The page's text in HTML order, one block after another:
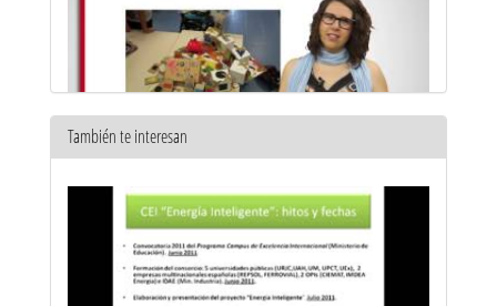
activas de aprendizaje: aprendizaje por descubrimiento
También te interesan